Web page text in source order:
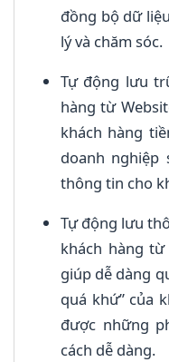
đồng bộ dữ
lý và chăm sóc.
Tự động lưu
hàng từ
khách hàng
doanh nghiệp
thông tin cho
Tự động lưu
khách hàng từ
giúp dễ dàng
quá khứ” của
được những
cách dễ dàng.